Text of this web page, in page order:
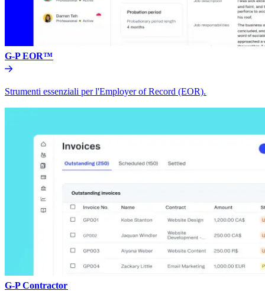
G-P EOR™​​
Strumenti essenziali per l'Employer of Record (EOR).​​
G-P Contractor​​